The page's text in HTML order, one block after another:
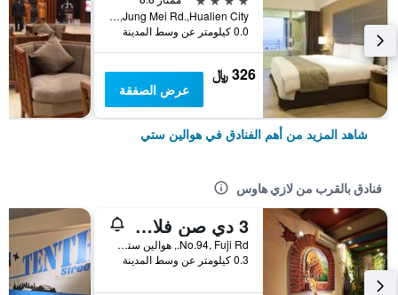
No.142,Jung Mei Rd.,Hualien City, هوالين ستي, تايوان
0.0 كيلومتر عن وسط المدينة
326 ﷼
عرض الصفقة
شاهد المزيد من أهم الفنادق في هوالين ستي
فنادق بالقرب من لازي هاوس
3 دي صن فلاور إمبوسي بي آند بي
No.94, Fuji Rd., هوالين ستي, تايوان
0.3 كيلومتر عن وسط المدينة